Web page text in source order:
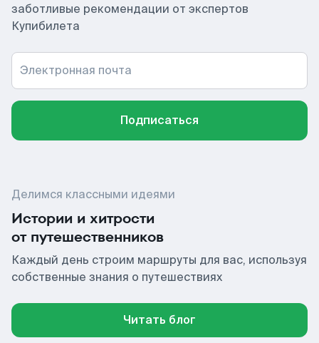
заботливые рекомендации от экспертов
Купибилета
Электронная почта
Подписаться
Делимся классными идеями
Истории и хитрости
от путешественников
Каждый день строим маршруты для вас, используя
собственные знания о путешествиях
Читать блог